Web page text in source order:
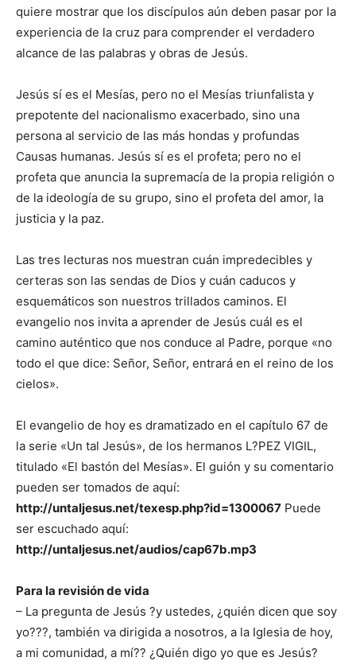
quiere mostrar que los discípulos aún deben pasar por la
experiencia de la cruz para comprender el verdadero
alcance de las palabras y obras de Jesús.
Jesús sí es el Mesías, pero no el Mesías triunfalista y
prepotente del nacionalismo exacerbado, sino una
persona al servicio de las más hondas y profundas
Causas humanas. Jesús sí es el profeta; pero no el
profeta que anuncia la supremacía de la propia religión o
de la ideología de su grupo, sino el profeta del amor, la
justicia y la paz.
Las tres lecturas nos muestran cuán impredecibles y
certeras son las sendas de Dios y cuán caducos y
esquemáticos son nuestros trillados caminos. El
evangelio nos invita a aprender de Jesús cuál es el
camino auténtico que nos conduce al Padre, porque «no
todo el que dice: Señor, Señor, entrará en el reino de los
cielos».
El evangelio de hoy es dramatizado en el capítulo 67 de
la serie «Un tal Jesús», de los hermanos L?PEZ VIGIL,
titulado «El bastón del Mesías». El guión y su comentario
pueden ser tomados de aquí:
http://untaljesus.net/texesp.php?id=1300067 Puede
ser escuchado aquí:
http://untaljesus.net/audios/cap67b.mp3
Para la revisión de vida
– La pregunta de Jesús ?y ustedes, ¿quién dicen que soy
yo???, también va dirigida a nosotros, a la Iglesia de hoy,
a mi comunidad, a mí?? ¿Quién digo yo que es Jesús?